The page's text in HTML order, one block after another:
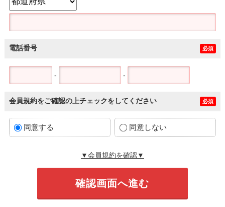
電話番号 必須
- -
会員規約をご確認の上チェックをしてください 必須
同意する 同意しない
▼会員規約を確認▼